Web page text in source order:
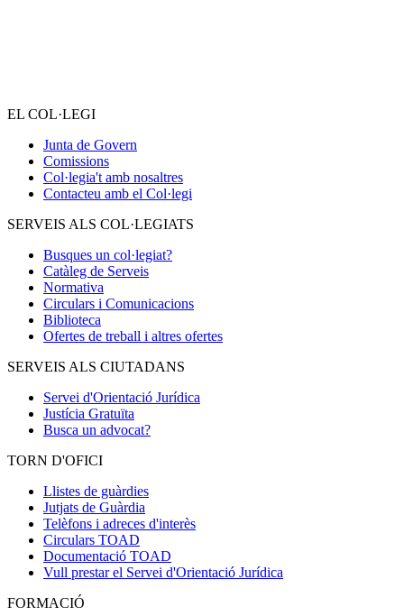
EL COL·LEGI
Junta de Govern
Comissions
Col·legia't amb nosaltres
Contacteu amb el Col·legi
SERVEIS ALS COL·LEGIATS
Busques un col·legiat?
Catàleg de Serveis
Normativa
Circulars i Comunicacions
Biblioteca
Ofertes de treball i altres ofertes
SERVEIS ALS CIUTADANS
Servei d'Orientació Jurídica
Justícia Gratuïta
Busca un advocat?
TORN D'OFICI
Llistes de guàrdies
Jutjats de Guàrdia
Telèfons i adreces d'interès
Circulars TOAD
Documentació TOAD
Vull prestar el Servei d'Orientació Jurídica
FORMACIÓ